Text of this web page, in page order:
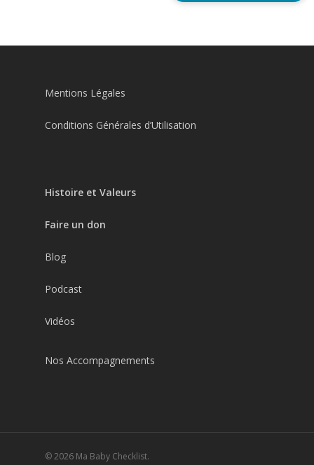
Mentions Légales
Conditions Générales d’Utilisation
Histoire et Valeurs
Faire un don
Blog
Podcast
Vidéos
Nos Accompagnements
© 2026 Ma Baby Checklist.